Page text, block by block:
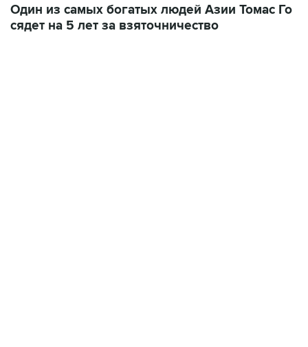
Один из самых богатых людей Азии Томас Го
сядет на 5 лет за взяточничество